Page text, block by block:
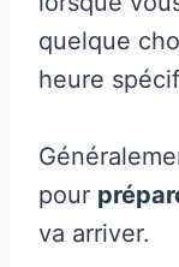
quelque
heure
pour
va arriver.